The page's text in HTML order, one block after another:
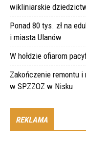
wikliniarskie
Ponad 80 tys. zł na
i miasta Ulanów
W hołdzie ofiarom
Zakończenie remontu i
w SPZZOZ w Nisku
REKLAMA